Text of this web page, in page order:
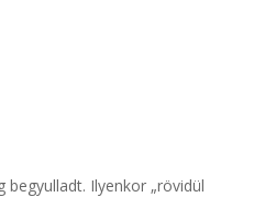
Ilyenkor „rövidül